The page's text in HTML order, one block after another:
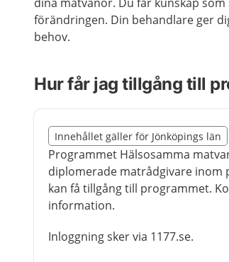
förändringen. Din behandlare ger
behov.
Hur får jag tillgång till
Nedan innehåll gäller region
Innehållet gäller för Jönköpings län
Programmet Hälsosamma
diplomerade matrådgivare inom
kan få tillgång till programmet.
information.
Inloggning sker via 1177.se.
Slut på det regionala tillägget